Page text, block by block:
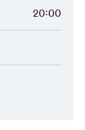
20:00